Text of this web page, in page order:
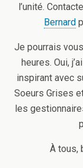
l’unité.
Bernard
Je pourrais
heures. Oui,
inspirant avec
Soeurs Grises
les
À tous,